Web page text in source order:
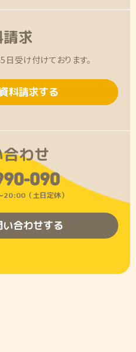
求
受け付けております。
料請求する
わせ
090
（土日定休）
合わせする